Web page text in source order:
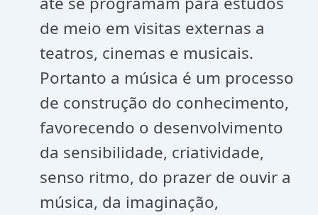
de meio em visitas externas a
teatros, cinemas e musicais.
Portanto a música é um processo
de construção do conhecimento,
favorecendo o desenvolvimento
da sensibilidade, criatividade,
senso ritmo, do prazer de ouvir a
música, da imaginação,